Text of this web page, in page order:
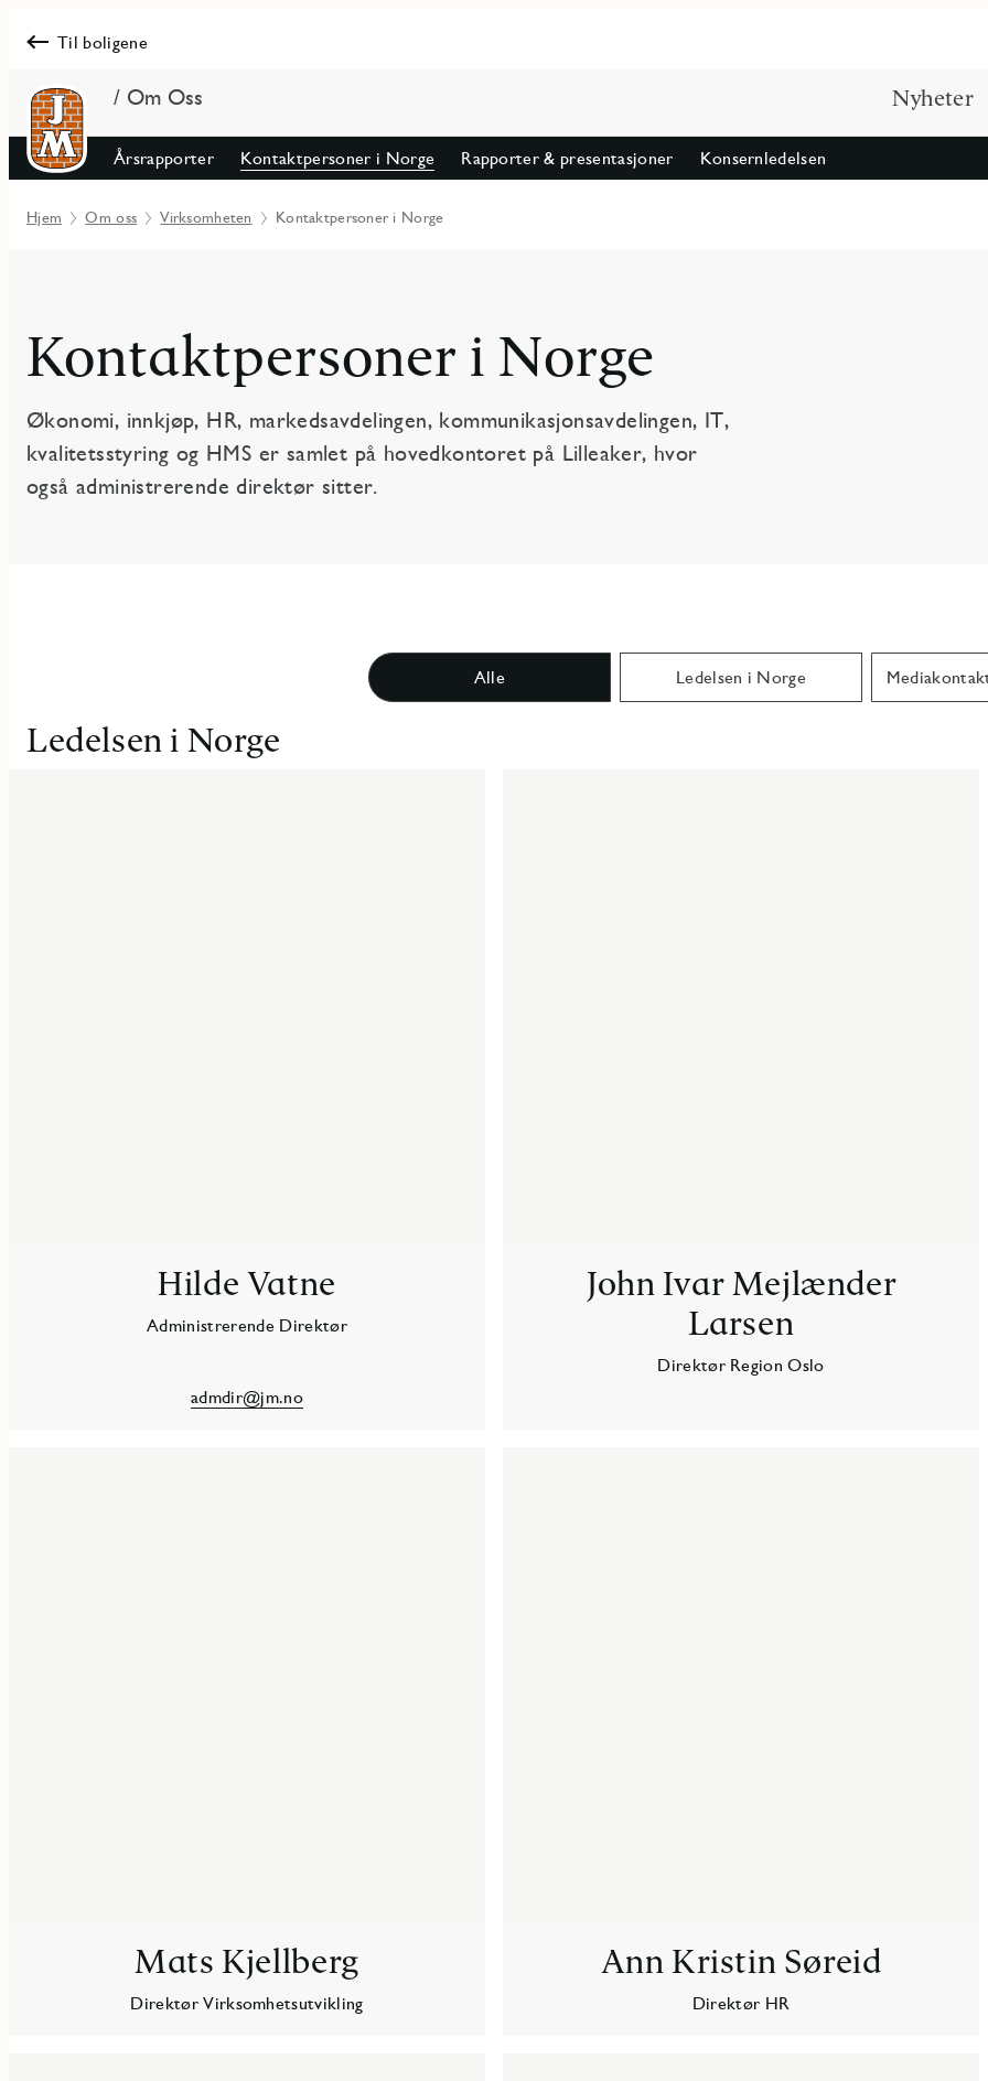
Til boligene
/ Om Oss Nyheter
Årsrapporter Kontaktpersoner i Norge Rapporter & presentasjoner Konsernledelsen
Hjem Om oss Virksomheten Kontaktpersoner i Norge
Kontaktpersoner i Norge
Økonomi, innkjøp, HR, markedsavdelingen, kommunikasjonsavdelingen, IT,
kvalitetsstyring og HMS er samlet på hovedkontoret på Lilleaker, hvor
også administrerende direktør sitter.
Alle Ledelsen i Norge
Ledelsen i Norge
Hilde Vatne
Administrerende Direktør
admdir@jm.no
John Ivar Mejlænder
Larsen
Direktør Region Oslo
Mats Kjellberg
Direktør Virksomhetsutvikling
Ann Kristin Søreid
Direktør HR